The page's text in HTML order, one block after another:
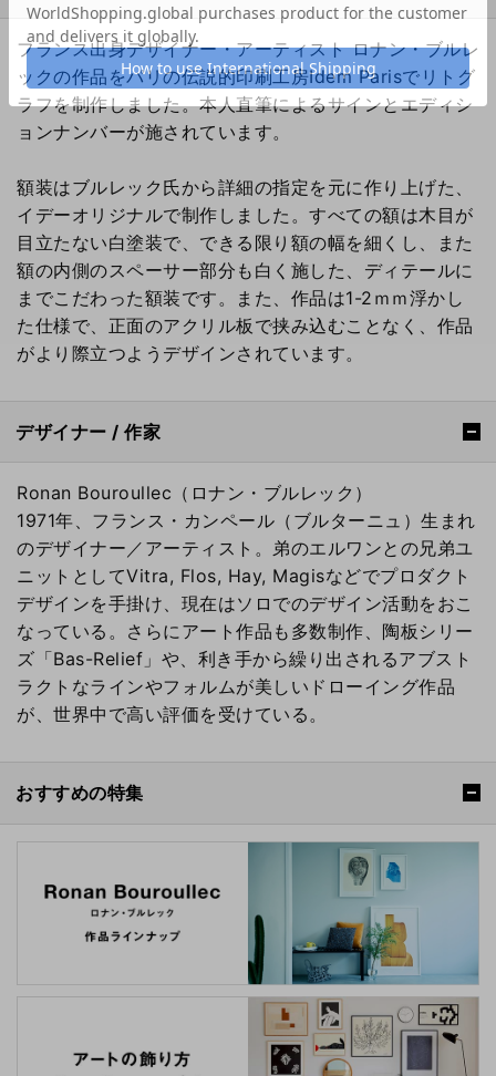
フランス出身デザイナー・アーティスト ロナン・ブルレ
ックの作品をパリの伝説的印刷工房Idem Parisでリトグ
ラフを制作しました。本人直筆によるサインとエディシ
ョンナンバーが施されています。
額装はブルレック氏から詳細の指定を元に作り上げた、
イデーオリジナルで制作しました。すべての額は木目が
目立たない白塗装で、できる限り額の幅を細くし、また
額の内側のスペーサー部分も白く施した、ディテールに
までこだわった額装です。また、作品は1-2ｍｍ浮かし
た仕様で、正面のアクリル板で挟み込むことなく、作品
がより際立つようデザインされています。
デザイナー / 作家
Ronan Bouroullec（ロナン・ブルレック）
1971年、フランス・カンペール（ブルターニュ）生まれ
のデザイナー／アーティスト。弟のエルワンとの兄弟ユ
ニットとしてVitra, Flos, Hay, Magisなどでプロダクト
デザインを手掛け、現在はソロでのデザイン活動をおこ
なっている。さらにアート作品も多数制作、陶板シリー
ズ「Bas-Relief」や、利き手から繰り出されるアブスト
ラクトなラインやフォルムが美しいドローイング作品
が、世界中で高い評価を受けている。
おすすめの特集